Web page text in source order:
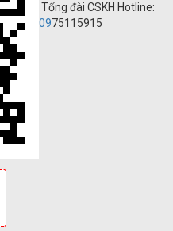
Tổng đài CSKH Hotline:
0975115915